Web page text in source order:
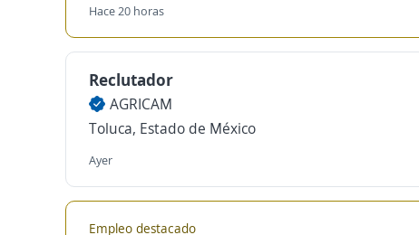
Hace 20 horas
Reclutador
AGRICAM
Toluca, Estado de México
Ayer
Empleo destacado